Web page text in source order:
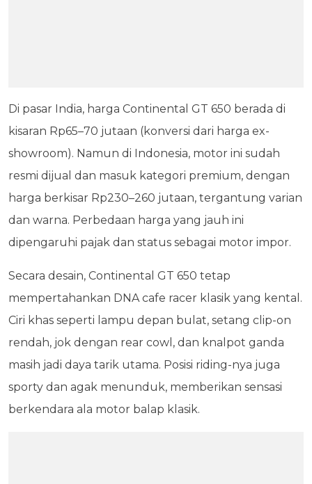
Di pasar India, harga Continental GT 650 berada di
kisaran Rp65–70 jutaan (konversi dari harga ex-
showroom). Namun di Indonesia, motor ini sudah
resmi dijual dan masuk kategori premium, dengan
harga berkisar Rp230–260 jutaan, tergantung varian
dan warna. Perbedaan harga yang jauh ini
dipengaruhi pajak dan status sebagai motor impor.
Secara desain, Continental GT 650 tetap
mempertahankan DNA cafe racer klasik yang kental.
Ciri khas seperti lampu depan bulat, setang clip-on
rendah, jok dengan rear cowl, dan knalpot ganda
masih jadi daya tarik utama. Posisi riding-nya juga
sporty dan agak menunduk, memberikan sensasi
berkendara ala motor balap klasik.